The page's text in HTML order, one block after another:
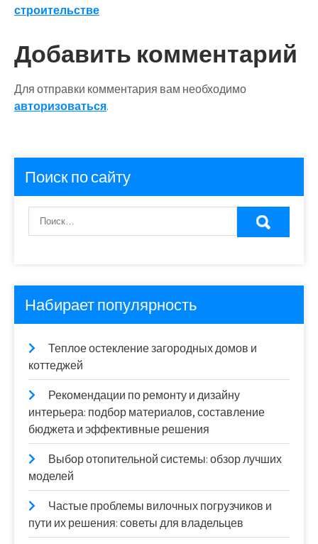
записям
строительстве
Добавить комментарий
Для отправки комментария вам необходимо
авторизоваться.
Поиск по сайту
Набирает популярность
Теплое остекление загородных домов и
коттеджей
Рекомендации по ремонту и дизайну
интерьера: подбор материалов, составление
бюджета и эффективные решения
Выбор отопительной системы: обзор лучших
моделей
Частые проблемы вилочных погрузчиков и
пути их решения: советы для владельцев